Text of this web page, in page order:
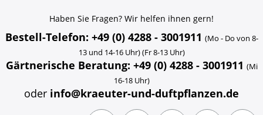
Haben Sie Fragen? Wir helfen ihnen gern!
Bestell-Telefon: +49 (0) 4288 - 3001911 (Mo - Do von 8-
13 und 14-16 Uhr) (Fr 8-13 Uhr)
Gärtnerische Beratung: +49 (0) 4288 - 3001911 (Mi
16-18 Uhr)
oder info@kraeuter-und-duftpflanzen.de